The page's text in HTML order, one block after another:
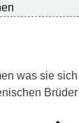
was sie
Brüder